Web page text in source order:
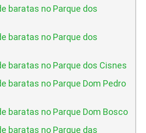
baratas no Parque dos
baratas no Parque dos
baratas no Parque dos Cisnes
baratas no Parque Dom Pedro
baratas no Parque Dom Bosco
baratas no Parque das